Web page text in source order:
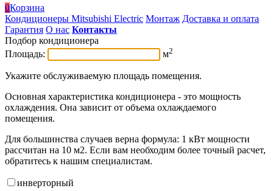
0Корзина
Кондиционеры Mitsubishi Electric Монтаж Доставка и оплата
Гарантия О нас Контакты
Подбор кондиционера
Площадь:
м2
Укажите обслуживаемую площадь помещения.
Основная характеристика кондиционера - это мощность
охлаждения. Она зависит от объема охлаждаемого
помещения.
Для большинства случаев верна формула: 1 кВт мощности
рассчитан на 10 м2. Если вам необходим более точный расчет,
обратитесь к нашим специалистам.
инверторный